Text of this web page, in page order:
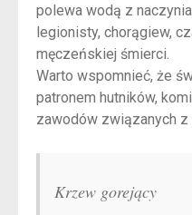
polewa wodą z
legionisty, chorągiew,
męczeńskiej śmierci.
Warto wspomnieć, że
patronem hutników,
zawodów związanych z
Krzew gorejący